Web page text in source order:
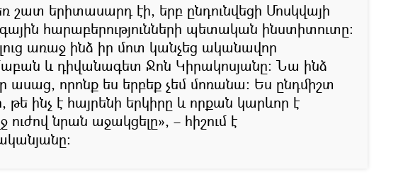
շատ երիտասարդ էի, երբ ընդունվեցի Մոսկվայի
հարաբերությունների պետական ինստիտուտը։
առաջ ինձ իր մոտ կանչեց ականավոր
և դիվանագետ Ջոն Կիրակոսյանը։ Նա ինձ
ասաց, որոնք ես երբեք չեմ մոռանա։ Ես ընդմիշտ
թե ինչ է հայրենի երկիրը և որքան կարևոր է
ուժով նրան աջակցելը», – հիշում է